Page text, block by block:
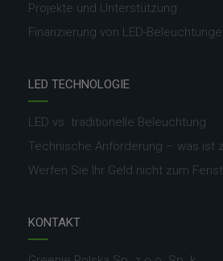
Projekte und Unterstützung
Finanzierung von LED-
LED TECHNOLOGIE
LED vs. traditionelle Beleuchtung
Technische Anforderung – was ist
Werfen Sie Ihr Geld nicht zum
KONTAKT